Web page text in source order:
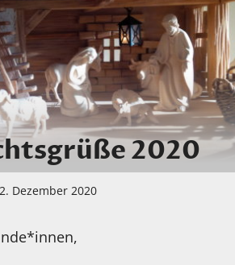
2020
Dezember 2020